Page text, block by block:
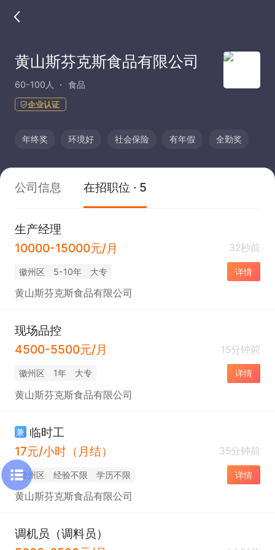
黄山斯芬克斯食品有限公司
60-100人 食品
企业认证
年终奖 环境好 社会保险 有年假 全勤奖
公司信息 在招职位 · 5
生产经理
10000-15000元/月
32秒前
徽州区 5-10年 大专 详情
黄山斯芬克斯食品有限公司
现场品控
4500-5500元/月
15分钟前
徽州区 1年 大专 详情
黄山斯芬克斯食品有限公司
兼 临时工
17元/小时（月结）
35分钟前
徽州区 经验不限 学历不限 详情
黄山斯芬克斯食品有限公司
调机员（调料员）